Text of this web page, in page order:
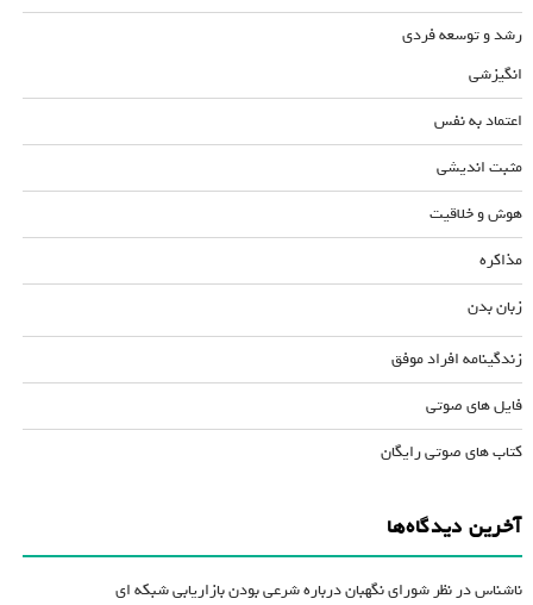
رشد و توسعه فردی
انگیزشی
اعتماد به نفس
مثبت اندیشی
هوش و خلاقیت
مذاکره
زبان بدن
زندگینامه افراد موفق
فایل های صوتی
کتاب های صوتی رایگان
آخرین دیدگاه‌ها
ناشناسدرنظر شورای نگهبان درباره شرعی بودن بازاریابی شبکه ای